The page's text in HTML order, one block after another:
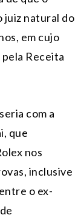
juiz natural do
em cujo
Receita
com a
que
nos
inclusive
o ex-